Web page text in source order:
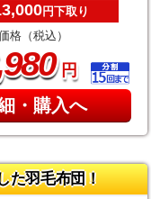
円下取り
格（税込）
980円
・購入へ
た羽毛布団！